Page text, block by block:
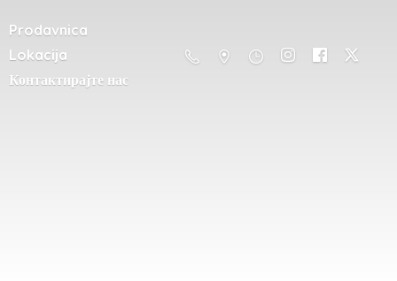
Prodavnica
Lokacija
Контактирајте нас